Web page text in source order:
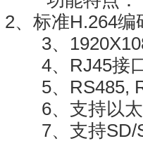
2、标准H.264编
3、
4、RJ45接口
5、RS485,
6、支持以太
7、支持SD/